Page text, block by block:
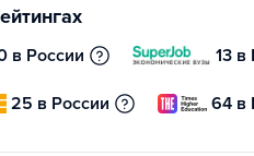
в России 13 в
25 в России 64 в